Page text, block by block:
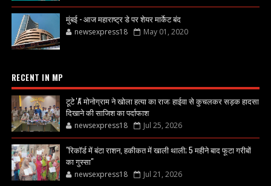
मुंबई - आज महाराष्ट्र डे पर शेयर मार्केट बंद
newsexpress18 May 01, 2020
RECENT IN MP
टूटे 'A' मोनोग्राम ने खोला हत्या का राज: हाईवा से कुचलकर सड़क हादसा
दिखाने की साजिश का पर्दाफाश
newsexpress18 Jul 25, 2026
"रिकॉर्ड में बंटा राशन, हकीकत में खाली थाली; 5 महीने बाद फूटा गरीबों
का गुस्सा"
newsexpress18 Jul 21, 2026